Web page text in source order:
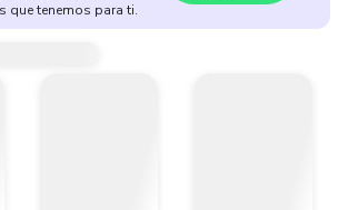
que tenemos para ti.